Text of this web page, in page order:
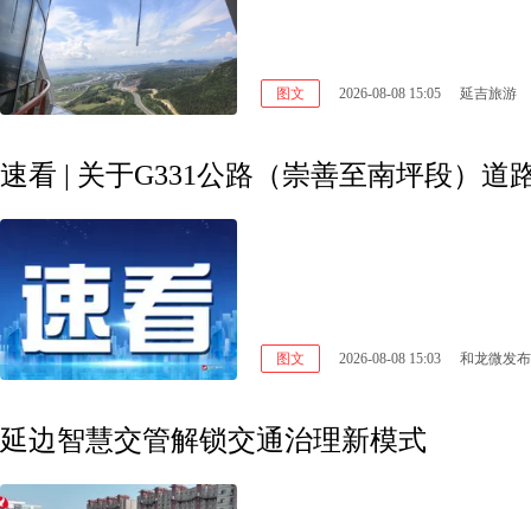
图文 2026-08-08 15:05 延吉旅游
速看 | 关于G331公路（崇善至南坪段）
图文 2026-08-08 15:03 和龙微发布
延边智慧交管解锁交通治理新模式